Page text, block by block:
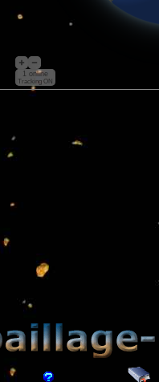
1 online
Tracking ON